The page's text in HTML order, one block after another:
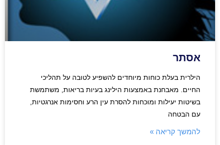
אסתר
הילרית בעלת כוחות מיוחדים להשפיע לטובה על תהליכי
החיים. מאבחנת באמצעות הילינג בעיות בריאות, משתמשת
בשיטות יעילות ומוכחות להסרת עין הרע וחסימות אנרגטיות,
עם הבטחה
להמשך קריאה »